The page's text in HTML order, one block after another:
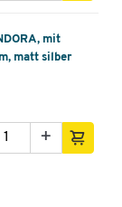
mit
matt silber
+